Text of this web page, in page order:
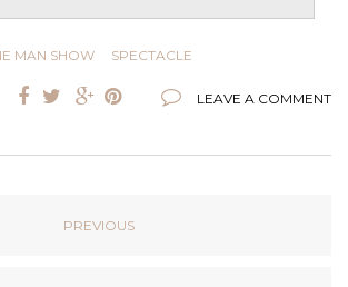
MAN SHOW SPECTACLE
LEAVE A COMMENT
PREVIOUS